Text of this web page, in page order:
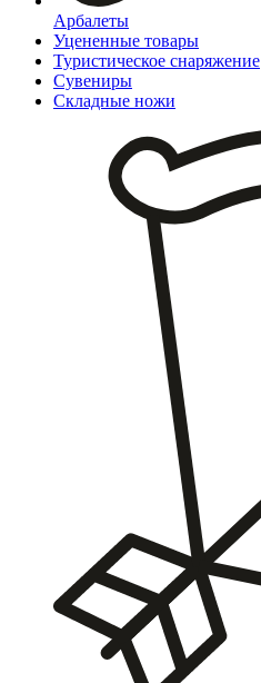
Арбалеты
Уцененные товары
Туристическое снаряжение
Сувениры
Складные ножи